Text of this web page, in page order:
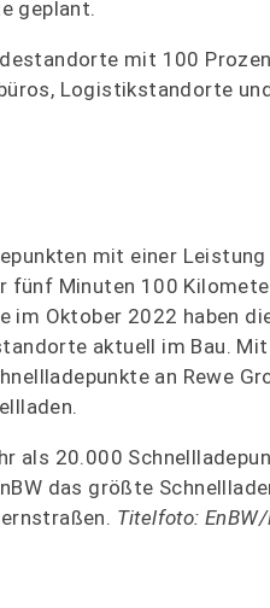
geplant.
mit 100
Logistikstandorte
mit einer
fünf Minuten 100
im Oktober 2022 haben
aktuell im Bau.
an Rewe
als 20.000
das größte
Titelfoto: